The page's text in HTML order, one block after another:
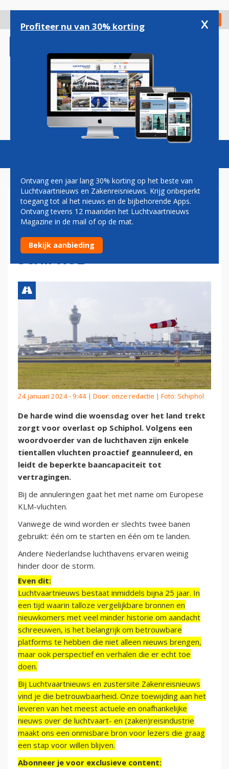
gaan
Check in
Magazine Podcasts Vacatures
HARDE WIND ZORGT VOOR
VERTRAGINGEN EN
ANNULERINGEN OP
SCHIPHOL
24 januari 2024 - 9:44 | Door: onze redactie | Foto: Schiphol
De harde wind die woensdag over het land trekt
zorgt voor overlast op Schiphol. Volgens een
woordvoerder van de luchthaven zijn enkele
tientallen vluchten proactief geannuleerd, en
leidt de beperkte baancapaciteit tot
vertragingen.
Bij de annuleringen gaat het met name om Europese
KLM-vluchten.
Vanwege de wind worden er slechts twee banen
gebruikt: één om te starten en één om te landen.
Andere Nederlandse luchthavens ervaren weinig
hinder door de storm.
Even dit:
Luchtvaartnieuws bestaat inmiddels bijna 25 jaar. In
een tijd waarin talloze vergelijkbare bronnen en
nieuwkomers met veel minder historie om aandacht
schreeuwen, is het belangrijk om betrouwbare
platforms te hebben die niet alleen nieuws brengen,
maar ook perspectief en verhalen die er echt toe
doen.
Bij Luchtvaartnieuws en zustersite Zakenreisnieuws
vind je die betrouwbaarheid. Onze toewijding aan het
leveren van het meest actuele en onafhankelijke
nieuws over de luchtvaart- en (zaken)reisindustrie
maakt ons een onmisbare bron voor lezers die graag
een stap voor willen blijven.
Abonneer je voor exclusieve content:
Profiteer nu van 30% korting x
Ontvang een jaar lang 30% korting op het beste van
Luchtvaartnieuws en Zakenreisnieuws. Krijg onbeperkt
toegang tot al het nieuws en de bijbehorende Apps.
Ontvang tevens 12 maanden het Luchtvaartnieuws
Magazine in de mail of op de mat.
Bekijk aanbieding